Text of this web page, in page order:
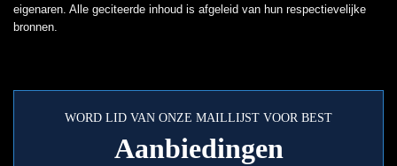
eigenaren. Alle geciteerde inhoud is afgeleid van hun respectievelijke
bronnen.
WORD LID VAN ONZE MAILLIJST VOOR BEST
Aanbiedingen